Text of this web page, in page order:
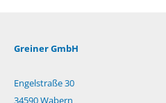
Greiner GmbH
Engelstraße 30
34590 Wabern